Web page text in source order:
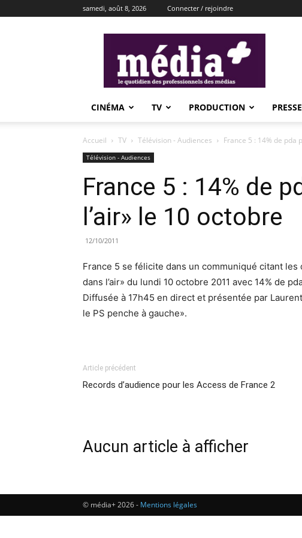
samedi, août 8, 2026 Connecter / rejoindre
CINÉMA TV PRODUCTION PRESSE
Accueil TV Télévision - Audiences France 5 : 14% de pda
Télévision - Audiences
France 5 : 14% de
l’air» le 10 octobre
12/10/2011
France 5 se félicite dans un communiqué citant
dans l’air» du lundi 10 octobre 2011 avec 14% de
Diffusée à 17h45 en direct et présentée par
le PS penche à gauche».
Article précédent
Records d’audience pour les Access de France 2
Aucun article à afficher
© média+ 2026 - Mentions légales